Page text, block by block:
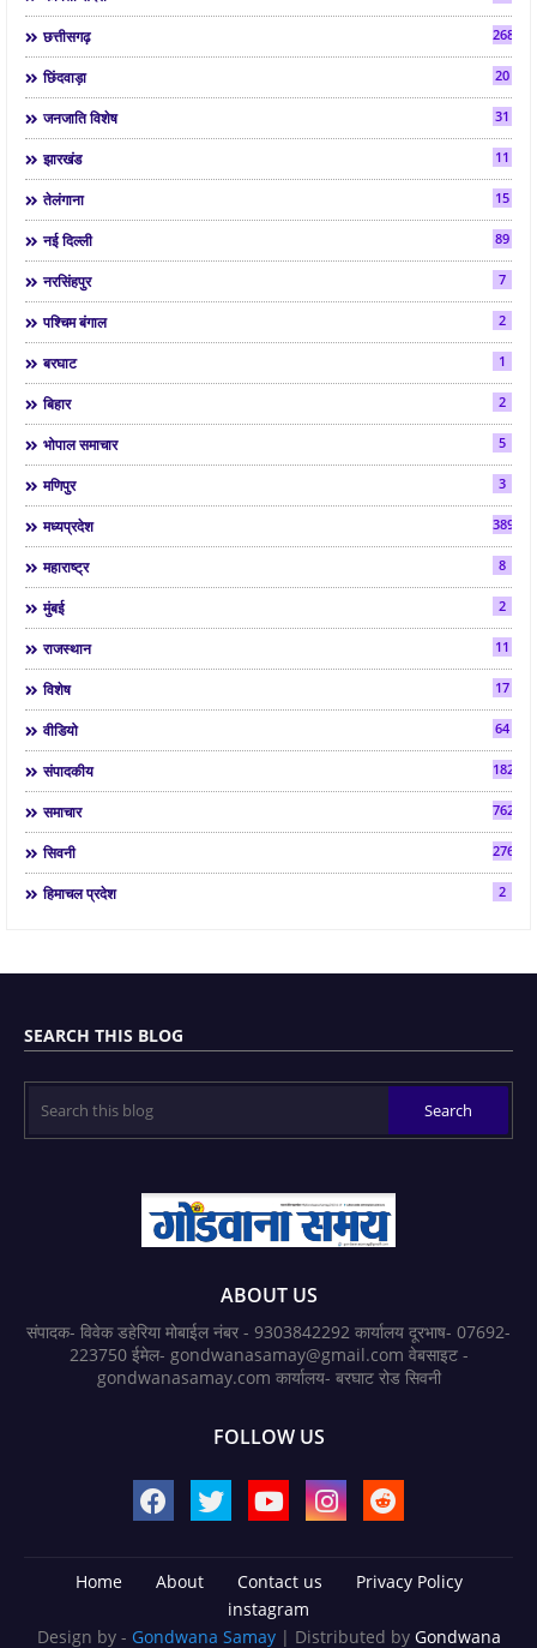
छत्तीसगढ़ 268
छिंदवाड़ा 20
जनजाति विशेष 31
झारखंड 11
तेलंगाना 15
नई दिल्ली 89
नरसिंहपुर 7
पश्चिम बंगाल 2
बरघाट 1
बिहार 2
भोपाल समाचार 5
मणिपुर 3
मध्यप्रदेश 3892
महाराष्ट्र 8
मुंबई 2
राजस्थान 11
विशेष 17
वीडियो 64
संपादकीय 182
समाचार 7624
सिवनी 2763
हिमाचल प्रदेश 2
SEARCH THIS BLOG
ABOUT US
संपादक- विवेक डहेरिया मोबाईल नंबर - 9303842292 कार्यालय दूरभाष- 07692-
223750 ईमेल- gondwanasamay@gmail.com वेबसाइट -
gondwanasamay.com कार्यालय- बरघाट रोड सिवनी
FOLLOW US
Home About Contact us
Privacy Policy
instagram
Design by - Gondwana Samay | Distributed by Gondwana